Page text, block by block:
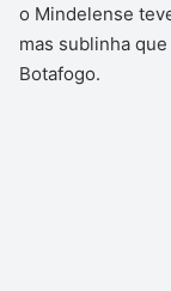
o Mindelense
mas sublinha
Botafogo.